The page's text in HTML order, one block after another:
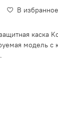
В избранное
каска
модель с